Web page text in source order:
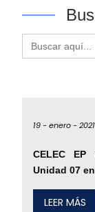
Buscar:
19 -enero -2021
CELEC
Unidad 07
LEER MÁS